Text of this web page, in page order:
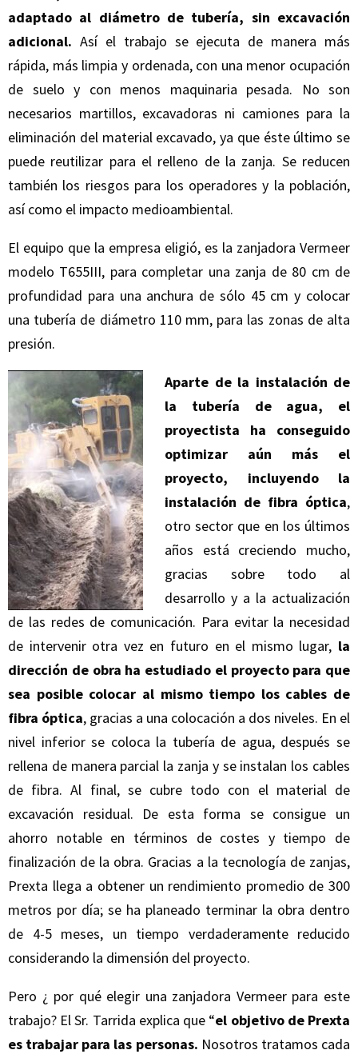
adaptado al diámetro de tubería, sin excavación
adicional. Así el trabajo se ejecuta de manera más
rápida, más limpia y ordenada, con una menor ocupación
de suelo y con menos maquinaria pesada. No son
necesarios martillos, excavadoras ni camiones para la
eliminación del material excavado, ya que éste último se
puede reutilizar para el relleno de la zanja. Se reducen
también los riesgos para los operadores y la población,
así como el impacto medioambiental.
El equipo que la empresa eligió, es la zanjadora Vermeer
modelo T655III, para completar una zanja de 80 cm de
profundidad para una anchura de sólo 45 cm y colocar
una tubería de diámetro 110 mm, para las zonas de alta
presión.
Aparte de la instalación de
la tubería de agua, el
proyectista ha conseguido
optimizar aún más el
proyecto, incluyendo la
instalación de fibra óptica,
otro sector que en los últimos
años está creciendo mucho,
gracias sobre todo al
desarrollo y a la actualización
de las redes de comunicación. Para evitar la necesidad
de intervenir otra vez en futuro en el mismo lugar, la
dirección de obra ha estudiado el proyecto para que
sea posible colocar al mismo tiempo los cables de
fibra óptica, gracias a una colocación a dos niveles. En el
nivel inferior se coloca la tubería de agua, después se
rellena de manera parcial la zanja y se instalan los cables
de fibra. Al final, se cubre todo con el material de
excavación residual. De esta forma se consigue un
ahorro notable en términos de costes y tiempo de
finalización de la obra. Gracias a la tecnología de zanjas,
Prexta llega a obtener un rendimiento promedio de 300
metros por día; se ha planeado terminar la obra dentro
de 4-5 meses, un tiempo verdaderamente reducido
considerando la dimensión del proyecto.
Pero ¿ por qué elegir una zanjadora Vermeer para este
trabajo? El Sr. Tarrida explica que “el objetivo de Prexta
es trabajar para las personas. Nosotros tratamos cada